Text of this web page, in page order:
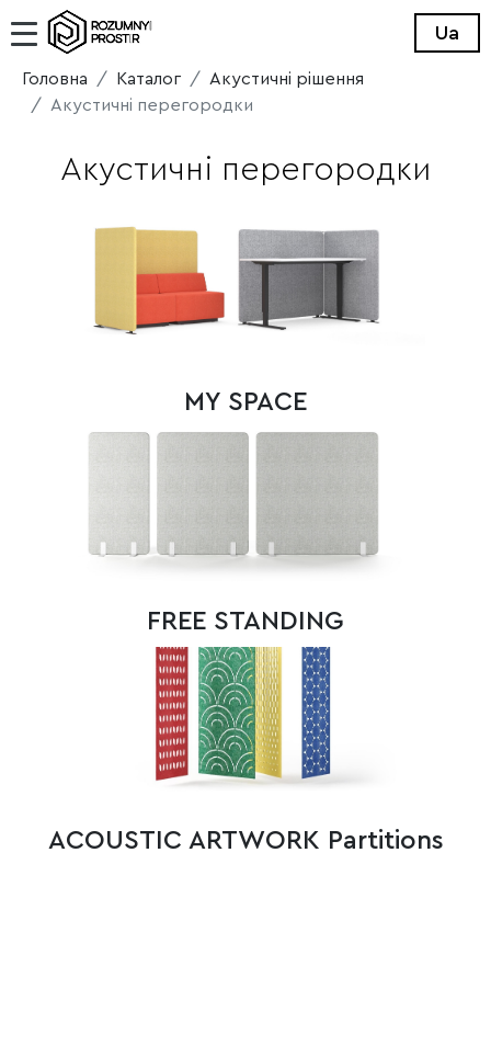
Ua
Головна Каталог
Акустичні рішення
Акустичні перегородки
Акустичні перегородки
MY SPACE
FREE STANDING
ACOUSTIC ARTWORK Partitions